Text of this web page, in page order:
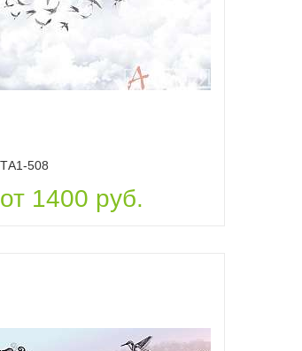
ТА1-508
от 1400 руб.